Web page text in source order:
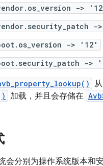
->
-
-> '12'
->
加载，并且会存储在
会分别为操作系统版本和